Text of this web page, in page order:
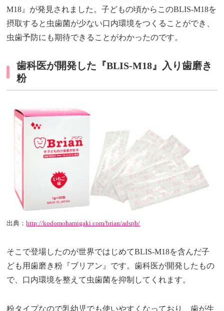
M18』が発見されました。子どもの頃からこのBLIS-M18を
摂取すると虫歯菌が少ない口内環境をつくることができ、
虫歯予防にも期待できることがわかったのです。
歯科医が開発した『BLIS-M18』入り歯磨き
粉
出典：http://kodomohamigaki.com/brian/adspb/
そこで登場したのが世界ではじめてBLIS-M18を含んだ子
ども用歯磨き粉『ブリアン』です。歯科医が開発したもの
で、口内環境を整えて虫歯菌を抑制してくれます。
粉タイプなので乳幼児でも使いやすくなっており、歯が生